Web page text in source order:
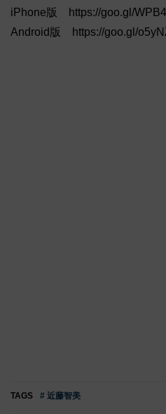
iPhone版 https://goo.gl/
Android版 https://goo.gl/
TAGS # 近藤智美